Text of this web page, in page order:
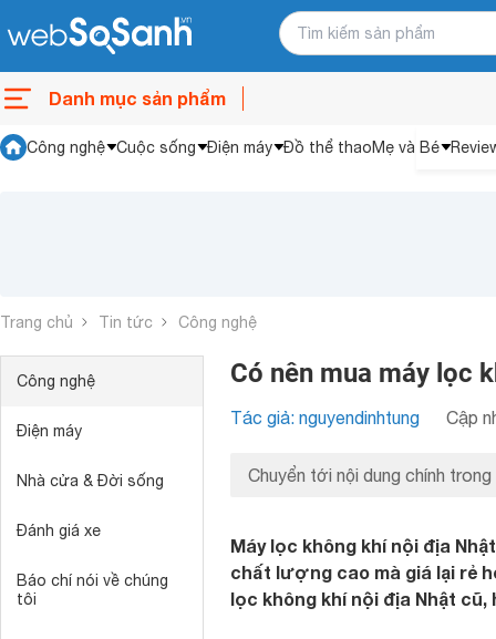
Danh mục sản phẩm
Công nghệ Cuộc sống Điện máy Đồ thể thaoMẹ và Bé
Trang chủ Tin tức Công nghệ
Công nghệ
Điện máy
Nhà cửa & Đời sống
Đánh giá xe
Báo chí nói về chúng
tôi
Có nên mua máy lọc
Tác giả: nguyendinhtung Cập
Chuyển tới nội dung chính trong
Máy lọc không khí nội địa
chất lượng cao mà giá lại rẻ
lọc không khí nội địa Nhật cũ,